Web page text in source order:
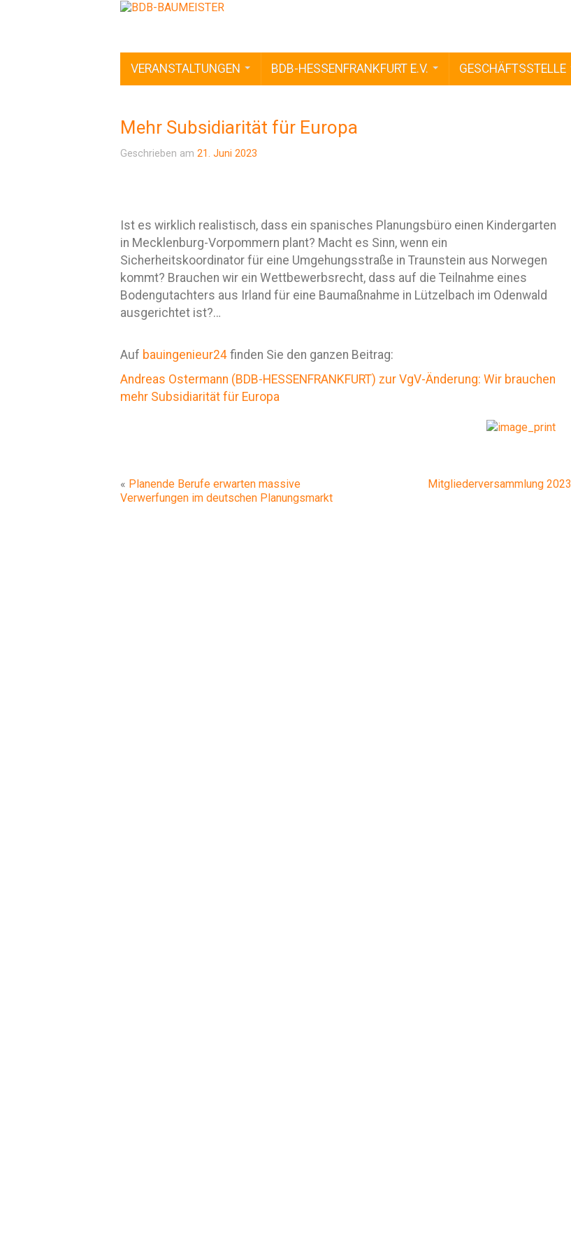
VERANSTALTUNGEN BDB-HESSENFRANKFURT E.V. GESCHÄFTSSTELLE
Mehr Subsidiarität für Europa
Geschrieben am 21. Juni 2023
Ist es wirklich realistisch, dass ein spanisches Planungsbüro einen Kindergarten
in Mecklenburg-Vorpommern plant? Macht es Sinn, wenn ein
Sicherheitskoordinator für eine Umgehungsstraße in Traunstein aus Norwegen
kommt? Brauchen wir ein Wettbewerbsrecht, dass auf die Teilnahme eines
Bodengutachters aus Irland für eine Baumaßnahme in Lützelbach im Odenwald
ausgerichtet ist?…
Auf bauingenieur24 finden Sie den ganzen Beitrag:
Andreas Ostermann (BDB-HESSENFRANKFURT) zur VgV-Änderung: Wir brauchen
mehr Subsidiarität für Europa
« Planende Berufe erwarten massive
Verwerfungen im deutschen Planungsmarkt
Mitgliederversammlung 2023